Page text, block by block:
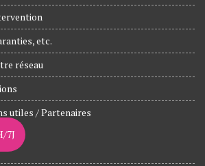
etc.
réseau
utiles / Partenaires
7J